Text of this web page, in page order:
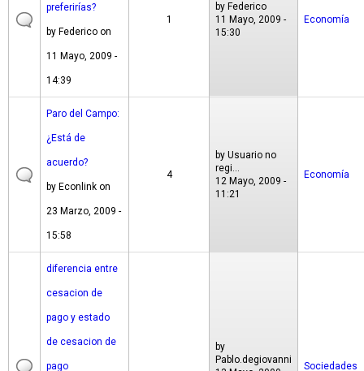
preferirías?
by Federico on
11 Mayo, 2009 -
14:39
1
by Federico
11 Mayo, 2009 -
15:30
Economía
Paro del Campo:
¿Está de
acuerdo?
by Econlink on
23 Marzo, 2009 -
15:58
4
by Usuario no
regi...
12 Mayo, 2009 -
11:21
Economía
diferencia entre
cesacion de
pago y estado
de cesacion de
pago
by
Pablo.degiovanni
Sociedades